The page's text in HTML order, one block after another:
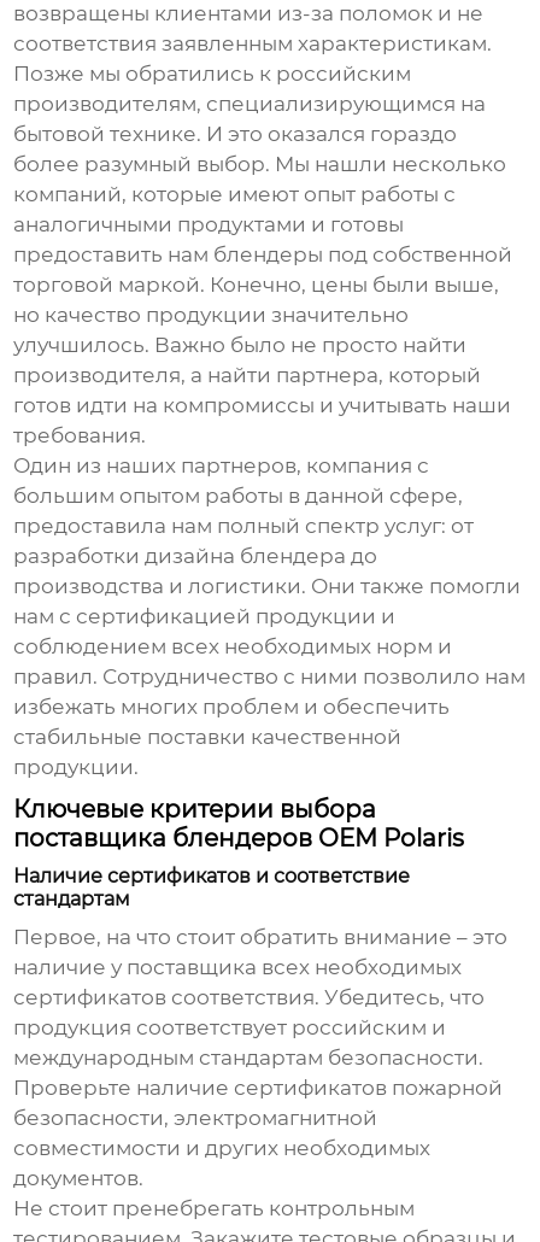
возвращены клиентами из-за поломок и не
соответствия заявленным характеристикам.
Позже мы обратились к российским
производителям, специализирующимся на
бытовой технике. И это оказался гораздо
более разумный выбор. Мы нашли несколько
компаний, которые имеют опыт работы с
аналогичными продуктами и готовы
предоставить нам блендеры под собственной
торговой маркой. Конечно, цены были выше,
но качество продукции значительно
улучшилось. Важно было не просто найти
производителя, а найти партнера, который
готов идти на компромиссы и учитывать наши
требования.
Один из наших партнеров, компания с
большим опытом работы в данной сфере,
предоставила нам полный спектр услуг: от
разработки дизайна блендера до
производства и логистики. Они также помогли
нам с сертификацией продукции и
соблюдением всех необходимых норм и
правил. Сотрудничество с ними позволило нам
избежать многих проблем и обеспечить
стабильные поставки качественной
продукции.
Ключевые критерии выбора
поставщика блендеров OEM Polaris
Наличие сертификатов и соответствие
стандартам
Первое, на что стоит обратить внимание – это
наличие у поставщика всех необходимых
сертификатов соответствия. Убедитесь, что
продукция соответствует российским и
международным стандартам безопасности.
Проверьте наличие сертификатов пожарной
безопасности, электромагнитной
совместимости и других необходимых
документов.
Не стоит пренебрегать контрольным